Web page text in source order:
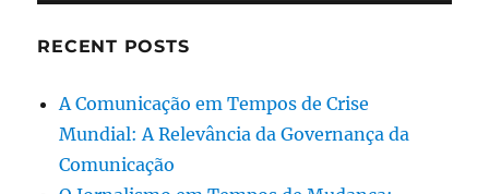
RECENT POSTS
A Comunicação em Tempos de Crise
Mundial: A Relevância da Governança da
Comunicação